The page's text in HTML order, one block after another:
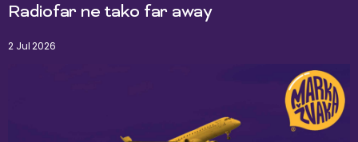
Radiofar ne tako far away
2 Jul 2026